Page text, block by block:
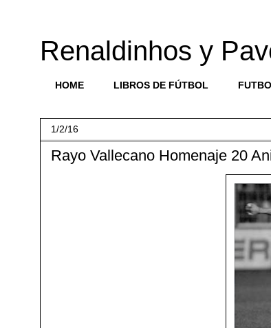
Renaldinhos y
HOME LIBROS DE FÚTBOL
1/2/16
Rayo Vallecano Homenaje 20